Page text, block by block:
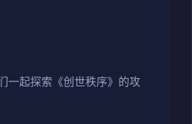
一起探索《创世秩序》的攻